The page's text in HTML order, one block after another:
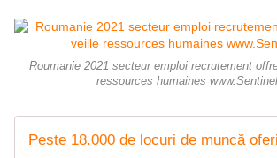
Roumanie 2021 secteur emploi recrutement
ressources humaines